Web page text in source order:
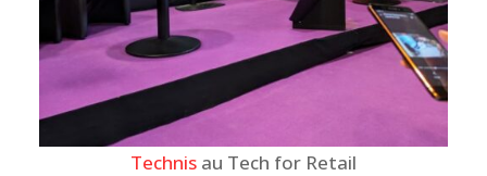
Technis au Tech for Retail